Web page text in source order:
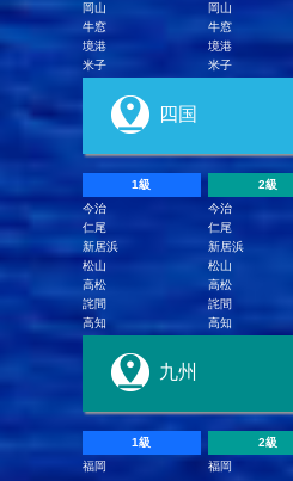
岡山
牛窓
境港
米子
岡山
牛窓
境港
米子
四国
1級
今治
仁尾
新居浜
松山
高松
詫間
高知
2級
今治
仁尾
新居浜
松山
高松
詫間
高知
九州
1級
福岡
2級
福岡